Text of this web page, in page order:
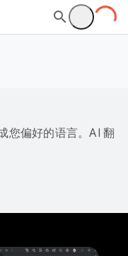
您偏好的语言。AI 翻